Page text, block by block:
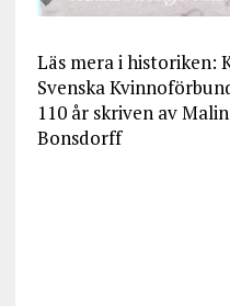
Läs mera i historiken:
Svenska
110 år skriven av
Bonsdorff